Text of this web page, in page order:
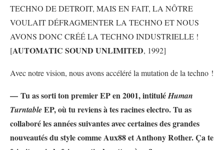
TECHNO DE DETROIT, MAIS EN FAIT, LA NÔTRE
VOULAIT DÉFRAGMENTER LA TECHNO ET NOUS
AVONS DONC CRÉÉ LA TECHNO INDUSTRIELLE !
[AUTOMATIC SOUND UNLIMITED, 1992]
Avec notre vision, nous avons accéléré la mutation de la techno !
— Tu as sorti ton premier EP en 2001, intituléHuman
TurntableEP, où tu reviens à tes racines electro. Tu as
collaboré les années suivantes avec certaines des grandes
nouveautés du style comme Aux88 et Anthony Rother. Ça te